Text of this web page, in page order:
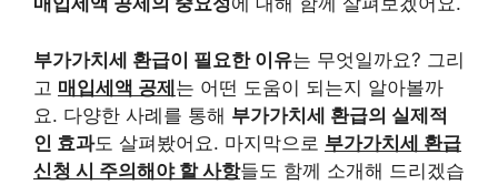
부가가치세 환급이 필요한 이유는 무엇일까요? 그리
고 매입세액 공제는 어떤 도움이 되는지 알아볼까
요. 다양한 사례를 통해 부가가치세 환급의 실제적
인 효과도 살펴봤어요. 마지막으로 부가가치세 환급
신청 시 주의해야 할 사항들도 함께 소개해 드리겠습